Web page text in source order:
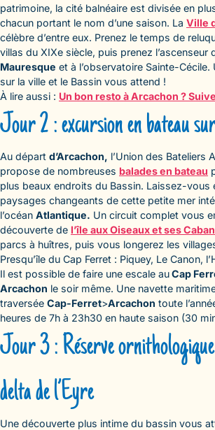
patrimoine, la cité balnéaire est divisée en
chacun portant le nom d’une saison. La Ville
célèbre d’entre eux. Prenez le temps de
villas du XIXe siècle, puis prenez l’ascenseur
Mauresque et à l’observatoire Sainte-
sur la ville et le Bassin vous attend !
À lire aussi : Un bon resto à Arcachon ?
Jour 2 : excursion en bateau
Au départ d’Arcachon, l’Union des Bateliers
propose de nombreuses balades en bateau
plus beaux endroits du Bassin. Laissez-vous
paysages changeants de cette petite mer
l’océan Atlantique. Un circuit complet vous
découverte de l’île aux Oiseaux et ses
parcs à huîtres, puis vous longerez les
Presqu’île du Cap Ferret : Piquey, Le Canon,
Il est possible de faire une escale auCap
Arcachon le soir même. Une navette
traversée Cap-Ferret>Arcachon toute
heures de 7h à 23h30 en haute saison (30
Jour 3 : Réserve
delta de l’Eyre
Une découverte plus intime du bassin vous